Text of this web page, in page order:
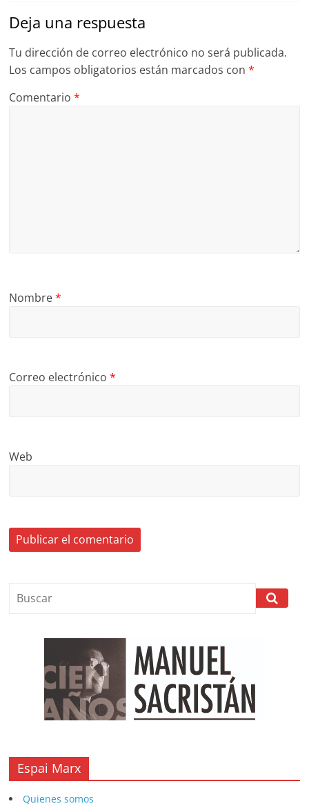
Deja una respuesta
Tu dirección de correo electrónico no será publicada.
Los campos obligatorios están marcados con*
Comentario*
Nombre*
Correo electrónico*
Web
Espai Marx
Quienes somos